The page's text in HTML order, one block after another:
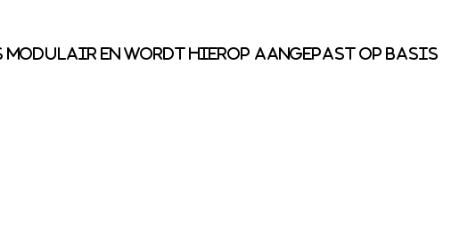
modulair en wordt hierop aangepast op basis